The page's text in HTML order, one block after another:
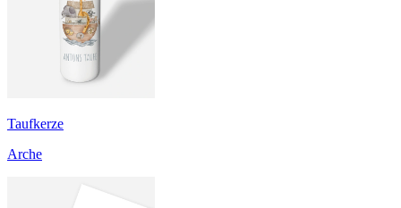
Taufkerze
Arche